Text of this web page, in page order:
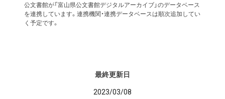
公文書館が「富山県公文書館デジタルアーカイブ」のデータベース
を連携しています。連携機関・連携データベースは順次追加してい
く予定です。
最終更新日
2023/03/08